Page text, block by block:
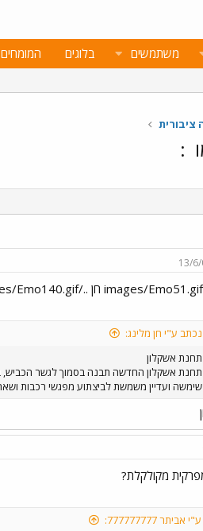
משתמשים בלוגים המומחים
ציבורית
:
13/
נכתב ע"י חן מלינג:
תחנת אשקלון
תחנת אשקלון החדשה תבנה בסמוך לגשר הכביש,
שימשה ועדיין משמשת לביצתוע מפגשי רכבות
מקולקלת?
777777777: